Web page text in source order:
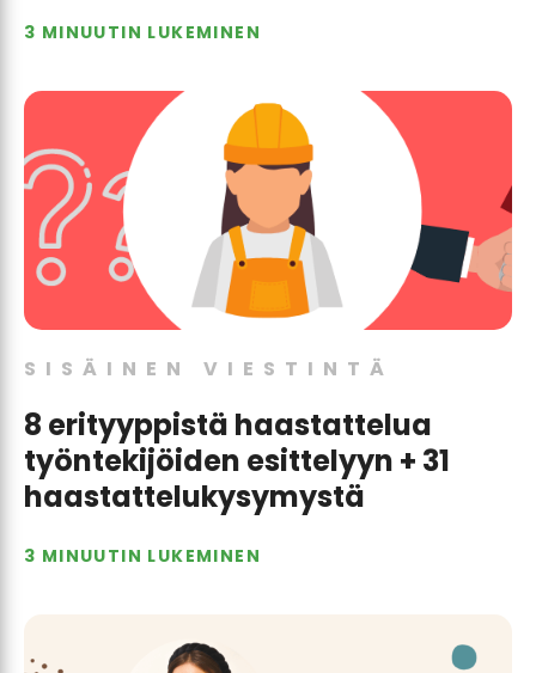
3 MINUUTIN LUKEMINEN
SISÄINEN VIESTINTÄ
8 erityyppistä haastattelua
työntekijöiden esittelyyn + 31
haastattelukysymystä
3 MINUUTIN LUKEMINEN